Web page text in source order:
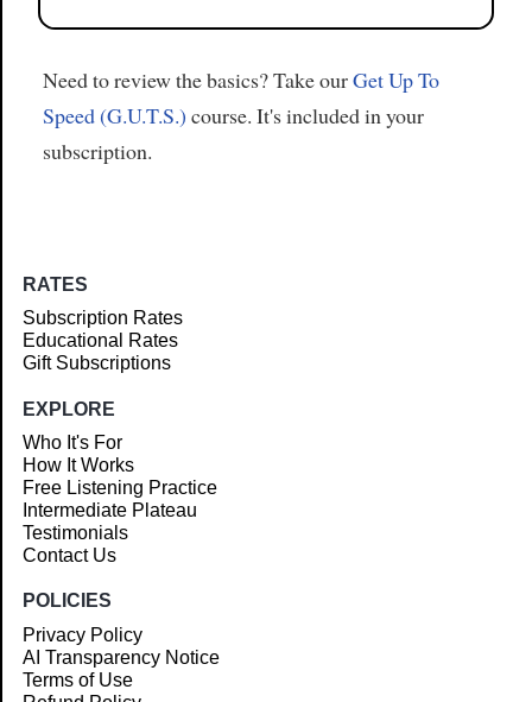
Need to review the basics? Take ourGet Up To
Speed (G.U.T.S.) course. It's included in your
subscription.
RATES
Subscription Rates
Educational Rates
Gift Subscriptions
EXPLORE
Who It's For
How It Works
Free Listening Practice
Intermediate Plateau
Testimonials
Contact Us
POLICIES
Privacy Policy
AI Transparency Notice
Terms of Use